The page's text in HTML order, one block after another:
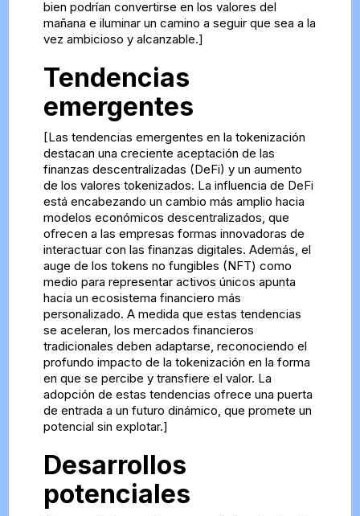
bien podrían convertirse en los valores del
mañana e iluminar un camino a seguir que sea a la
vez ambicioso y alcanzable.]
Tendencias
emergentes
[Las tendencias emergentes en la tokenización
destacan una creciente aceptación de las
finanzas descentralizadas (DeFi) y un aumento
de los valores tokenizados. La influencia de DeFi
está encabezando un cambio más amplio hacia
modelos económicos descentralizados, que
ofrecen a las empresas formas innovadoras de
interactuar con las finanzas digitales. Además, el
auge de los tokens no fungibles (NFT) como
medio para representar activos únicos apunta
hacia un ecosistema financiero más
personalizado. A medida que estas tendencias
se aceleran, los mercados financieros
tradicionales deben adaptarse, reconociendo el
profundo impacto de la tokenización en la forma
en que se percibe y transfiere el valor. La
adopción de estas tendencias ofrece una puerta
de entrada a un futuro dinámico, que promete un
potencial sin explotar.]
Desarrollos
potenciales